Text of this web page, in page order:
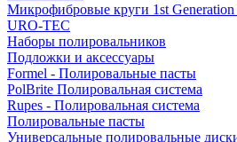
Микрофибровые круги 1st Generation
URO-TEC
Наборы полировальников
Подложки и аксессуары
Formel - Полировальные пасты
PolBrite Полировальная система
Rupes - Полировальная система
Полировальные пасты
Универсальные полировальные